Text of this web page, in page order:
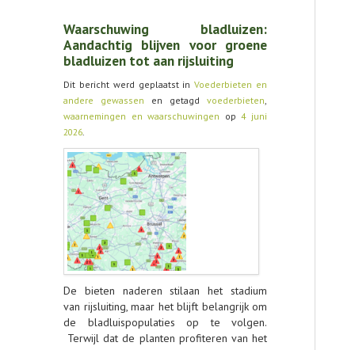
Waarschuwing bladluizen:
Aandachtig blijven voor groene
bladluizen tot aan rijsluiting
Dit bericht werd geplaatst inVoederbieten en
andere gewassen en getagd voederbieten,
waarnemingen en waarschuwingen op4 juni
2026.
De bieten naderen stilaan het stadium
van rijsluiting, maar het blijft belangrijk om
de bladluispopulaties op te volgen.
Terwijl dat de planten profiteren van het